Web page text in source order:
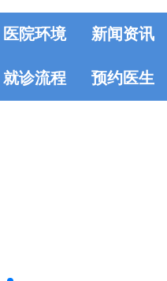
医院环境 新闻资讯
就诊流程 预约医生